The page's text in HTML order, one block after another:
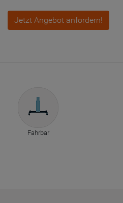
Jetzt Angebot anfordern!
Fahrbar